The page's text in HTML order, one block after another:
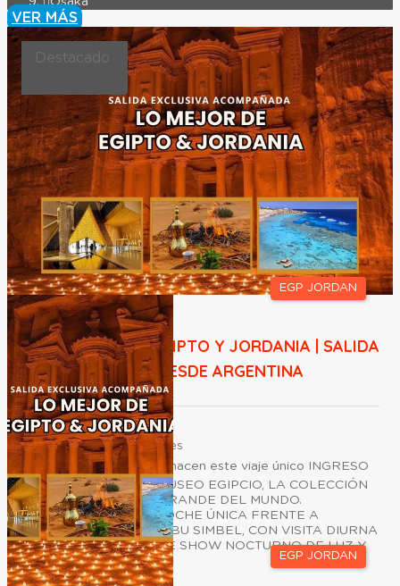
VER MÁS
Destacado
EGP JORDAN
EGP JORDAN
LO MEJOR DE EGIPTO Y JORDANIA | SALIDA
ACOMPAÑADA DESDE ARGENTINA
Duración:
18Días15 Noches
👉 Experiencias que hacen este viaje único INGRESO
AL NUEVO GRAN MUSEO EGIPCIO, LA COLECCIÓN
FARAÓNICA MÁS GRANDE DEL MUNDO.
ALOJAMIENTO Y NOCHE ÚNICA FRENTE A
LOS TEMPLOS DE ABU SIMBEL, CON VISITA DIURNA
Y EL EMOCIONANTE SHOW NOCTURNO DE LUZ Y
SONIDO BAJO E...